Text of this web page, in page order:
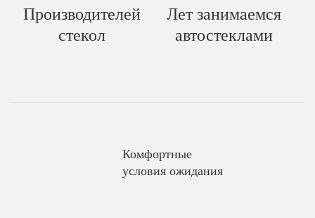
Производителей
стекол
Лет занимаемся
автостеклами
Комфортные
условия ожидания